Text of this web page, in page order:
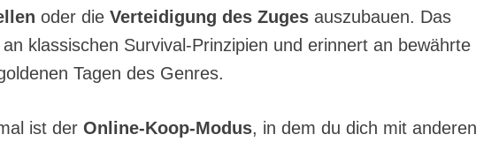
oder die Verteidigung des Zuges auszubauen. Das
klassischen Survival-Prinzipien und erinnert an bewährte
Tagen des Genres.
ist der Online-Koop-Modus, in dem du dich mit anderen